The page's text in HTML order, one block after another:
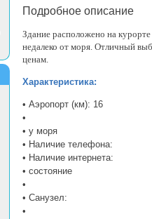
Подробное описание
Здание расположено на
недалеко от моря. Отличный
ценам.
Характеристика:
• Аэропорт (км): 16
•
• у моря
• Наличие телефона:
• Наличие интернета:
• состояние
•
• Санузел:
•